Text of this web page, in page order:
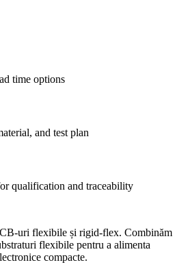
time options
and test plan
qualification and traceability
uri flexibile și rigid-flex. Combinăm
flexibile pentru a alimenta
compacte.